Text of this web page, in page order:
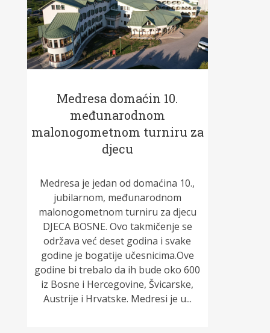
Medresa domaćin 10.
međunarodnom
malonogometnom turniru za
djecu
Medresa je jedan od domaćina 10.,
jubilarnom, međunarodnom
malonogometnom turniru za djecu
DJECA BOSNE. Ovo takmičenje se
održava već deset godina i svake
godine je bogatije učesnicima.Ove
godine bi trebalo da ih bude oko 600
iz Bosne i Hercegovine, Švicarske,
Austrije i Hrvatske. Medresi je u...